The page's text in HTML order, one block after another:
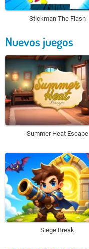
Stickman The Flash
Nuevos juegos
Summer Heat Escape
Siege Break